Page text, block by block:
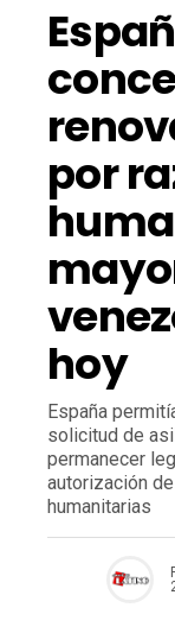
por
hoy
España
solicitud de
permanecer
autorización
humanitarias